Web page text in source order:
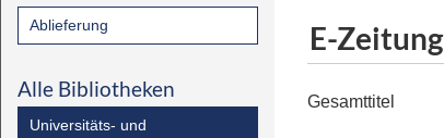
Ablieferung
Alle Bibliotheken
Universitäts- und
E-Zeitung
Gesamttitel